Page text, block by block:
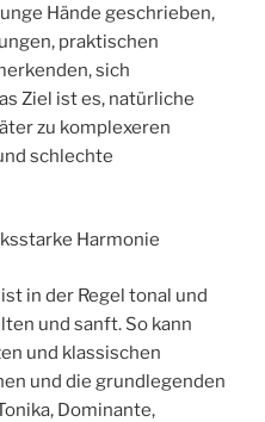
Hände geschrieben,
praktischen
sich
Ziel ist es, natürliche
zu komplexeren
schlechte
Harmonie
in der Regel tonal und
und sanft. So kann
und klassischen
und die grundlegenden
Dominante,